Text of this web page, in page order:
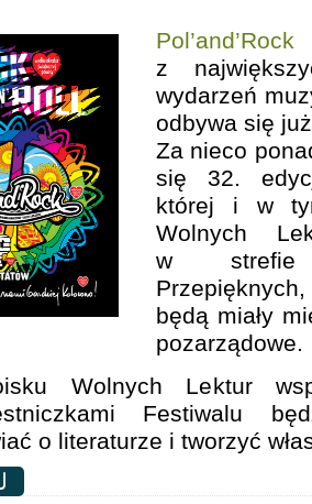
z
wydarzeń
odbywa się
Za nieco
się 32.
której i w
Wolnych
w strefie
będą miały
pozarządowe.
Wolnych Lektur
Festiwalu
o literaturze i tworzyć